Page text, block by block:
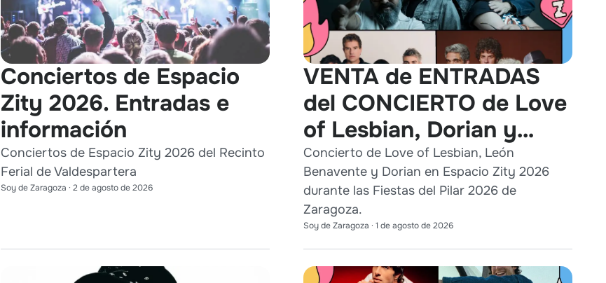
Conciertos de Espacio
Zity 2026. Entradas e
información
Conciertos de Espacio Zity 2026 del Recinto
Ferial de Valdespartera
Soy de Zaragoza · 2 de agosto de 2026
VENTA de ENTRADAS
del CONCIERTO de Love
of Lesbian, Dorian y
León Benavente en
Zaragoza 2026
Concierto de Love of Lesbian, León
Benavente y Dorian en Espacio Zity 2026
durante las Fiestas del Pilar 2026 de
Zaragoza.
Soy de Zaragoza · 1 de agosto de 2026